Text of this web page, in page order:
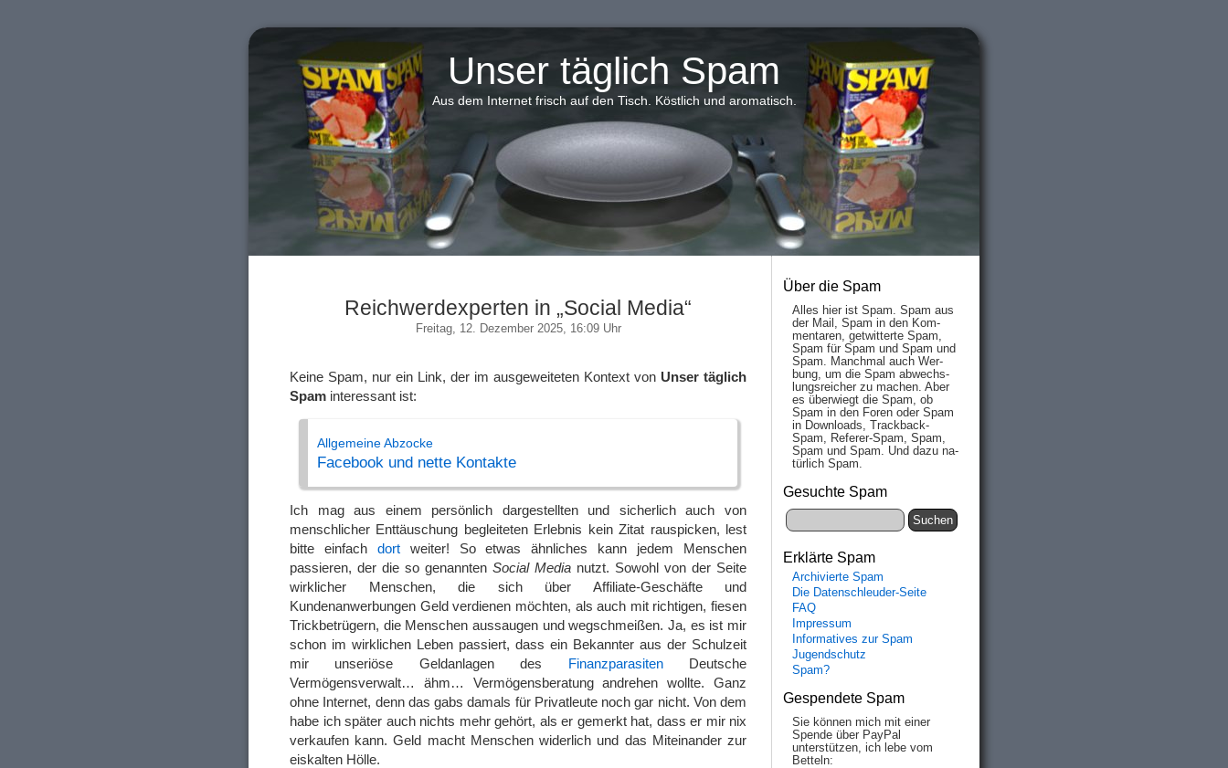
Unser täglich Spam
Aus dem Internet frisch auf den Tisch. Köstlich und aromatisch.
Reichwerdexperten in „Social Media“
Freitag, 12. Dezember 2025, 16:09 Uhr
Keine Spam, nur ein Link, der im ausgeweiteten Kontext von Unser täglich
Spam interessant ist:
Allgemeine Abzocke
Facebook und nette Kontakte
Ich mag aus einem persönlich dargestellten und sicherlich auch von
menschlicher Enttäuschung begleiteten Erlebnis kein Zitat rauspicken, lest
bitte einfach dortweiter! So etwas ähnliches kann jedem Menschen
passieren, der die so genannten Social Media nutzt. Sowohl von der Seite
wirklicher Menschen, die sich über Affiliate-Geschäfte und
Kundenanwerbungen Geld verdienen möchten, als auch mit richtigen, fiesen
Trickbetrügern, die Menschen aussaugen und wegschmeißen. Ja, es ist mir
schon im wirklichen Leben passiert, dass ein Bekannter aus der Schulzeit
mir unseriöse Geldanlagen des FinanzparasitenDeutsche
Vermögensverwalt… ähm… Vermögensberatung andrehen wollte. Ganz
ohne Internet, denn das gabs damals für Privatleute noch gar nicht. Von dem
habe ich später auch nichts mehr gehört, als er gemerkt hat, dass er mir nix
verkaufen kann. Geld macht Menschen widerlich und das Miteinander zur
eiskalten Hölle.
Über die Spam
Alles hier ist Spam. Spam aus
der Mail, Spam in den Kom­
men­taren, ge­twit­ter­te Spam,
Spam für Spam und Spam und
Spam. Manch­mal auch Wer­
bung, um die Spam ab­wechs­
lungs­reich­er zu mach­en. Aber
es über­wiegt die Spam, ob
Spam in den Fo­ren oder Spam
in Down­loads, Track­back-
Spam, Re­fe­rer-Spam, Spam,
Spam und Spam. Und da­zu na­
tür­lich Spam.
Gesuchte Spam
Erklärte Spam
Archivierte Spam
Die Datenschleuder-Seite
FAQ
Impressum
Informatives zur Spam
Jugendschutz
Spam?
Gespendete Spam
Sie können mich mit einer
Spende über PayPal
unterstützen, ich lebe vom
Betteln: